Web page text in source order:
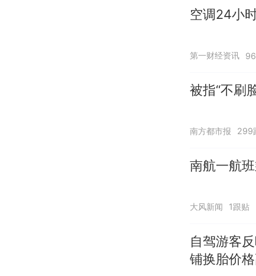
空调24小
第一财经资讯
被指“不刷
南方都市报 299
南航一航
大风新闻 1跟贴
自驾游客
铺换胎价